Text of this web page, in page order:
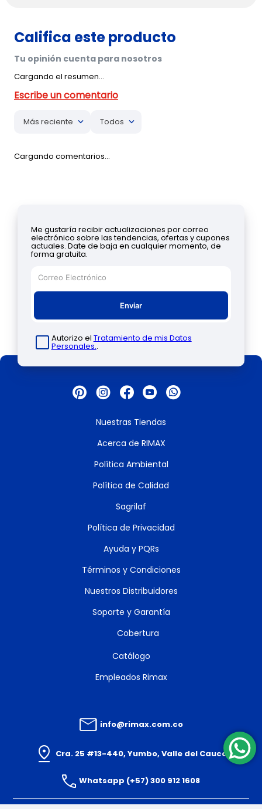
Cargando el resumen…
Más reciente Todos
Cargando comentarios…
Me gustaría recibir actualizaciones por correo
electrónico sobre las tendencias, ofertas y cupones
actuales. Date de baja en cualquier momento, de
forma gratuita.
Enviar
Autorizo el Tratamiento de mis Datos
Personales..
Nuestras Tiendas
Acerca de RIMAX
Política Ambiental
Política de Calidad
Sagrilaf
Política de Privacidad
Ayuda y PQRs
Términos y Condiciones
Nuestros Distribuidores
Soporte y Garantía
Cobertura
Catálogo
Empleados Rimax
info@rimax.com.co
Cra. 25 #13-440, Yumbo, Valle del Cauca
Whatsapp (+57) 300 912 1608